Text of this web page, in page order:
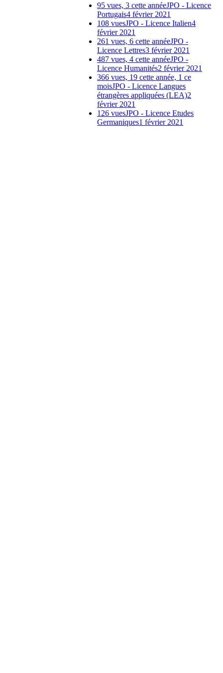
95 vues, 3 cette annéeJPO - Licence
Portugais4 février 2021
108 vuesJPO - Licence Italien4
février 2021
261 vues, 6 cette annéeJPO -
Licence Lettres3 février 2021
487 vues, 4 cette annéeJPO -
Licence Humanités2 février 2021
366 vues, 19 cette année, 1 ce
moisJPO - Licence Langues
étrangères appliquées (LEA)2
février 2021
126 vuesJPO - Licence Etudes
Germaniques1 février 2021